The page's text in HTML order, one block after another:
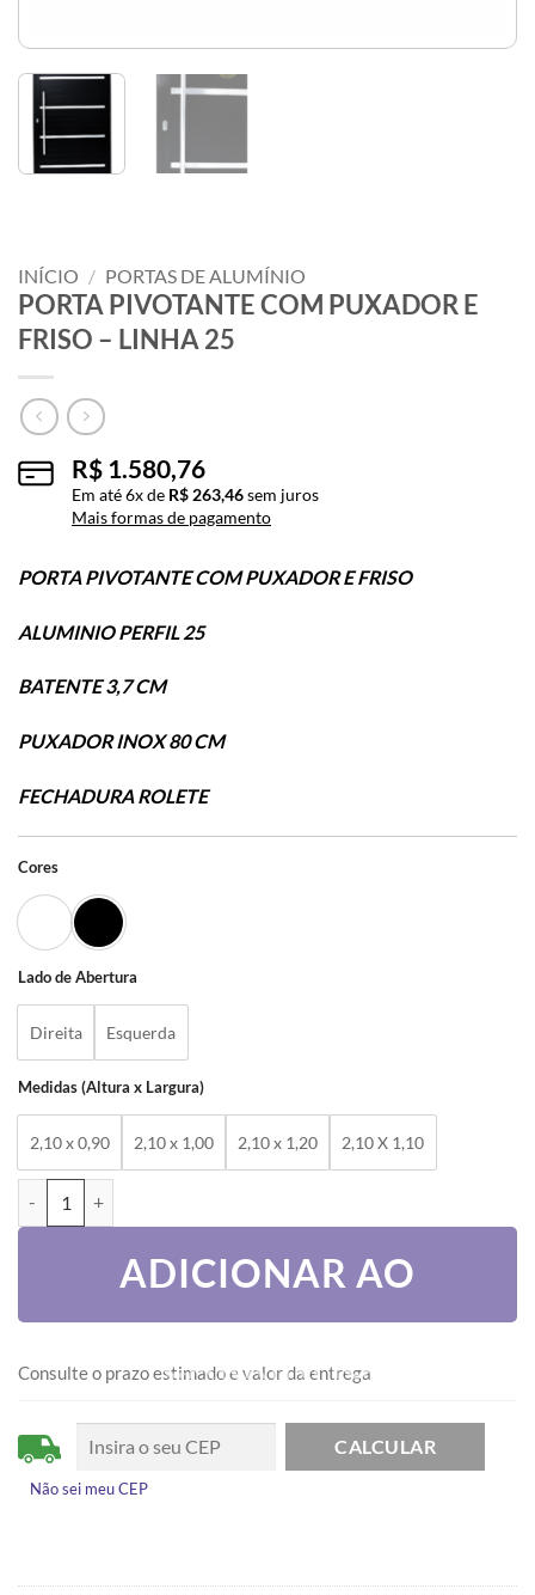
INÍCIO / PORTAS DE ALUMÍNIO
PORTA PIVOTANTE COM PUXADOR E
FRISO – LINHA 25
R$ 1.580,76
Em até6x de R$ 263,46sem juros
Mais formas de pagamento
PORTA PIVOTANTE COM PUXADOR E FRISO
ALUMINIO PERFIL 25
BATENTE 3,7 CM
PUXADOR INOX 80 CM
FECHADURA ROLETE
Cores
Lado de Abertura
Direita Esquerda
Medidas (Altura x Largura)
2,10 x 0,90 2,10 x 1,00 2,10 x 1,20 2,10 X 1,10
ADICIONAR AO
CARRINHO
Consulte o prazo estimado e valor da entrega
Não sei meu CEP